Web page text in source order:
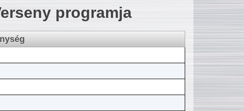
programja